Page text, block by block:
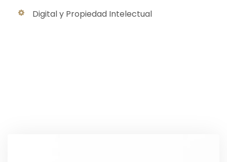
Digital y Propiedad Intelectual